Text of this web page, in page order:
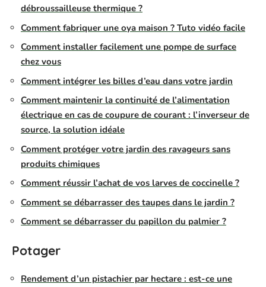
débroussailleuse thermique ?
Comment fabriquer une oya maison ? Tuto vidéo facile
Comment installer facilement une pompe de surface
chez vous
Comment intégrer les billes d’eau dans votre jardin
Comment maintenir la continuité de l’alimentation
électrique en cas de coupure de courant : l’inverseur de
source, la solution idéale
Comment protéger votre jardin des ravageurs sans
produits chimiques
Comment réussir l’achat de vos larves de coccinelle ?
Comment se débarrasser des taupes dans le jardin ?
Comment se débarrasser du papillon du palmier ?
Potager
Rendement d’un pistachier par hectare : est-ce une